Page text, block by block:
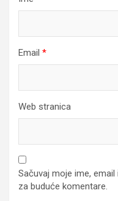
Email *
Web stranica
Sačuvaj moje ime,
za buduće komentare.